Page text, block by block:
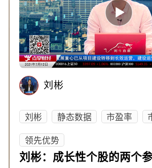
刘彬
刘彬 静态数据 市盈率
领先优势
刘彬：成长性个股的两个